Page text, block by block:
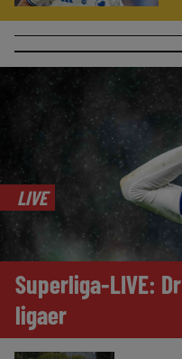
LIVE
Superliga-LIVE:
ligaer